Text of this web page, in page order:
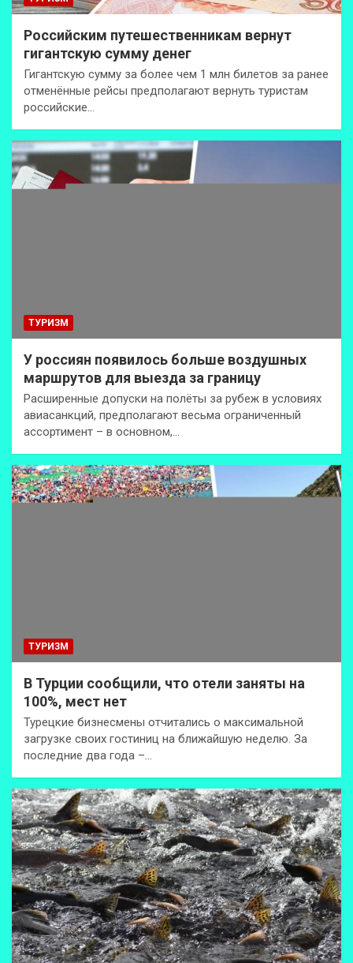
Российским путешественникам вернут
гигантскую сумму денег
Гигантскую сумму за более чем 1 млн билетов за ранее
отменённые рейсы предполагают вернуть туристам
российские…
ТУРИЗМ
У россиян появилось больше воздушных
маршрутов для выезда за границу
Расширенные допуски на полёты за рубеж в условиях
авиасанкций, предполагают весьма ограниченный
ассортимент – в основном,…
ТУРИЗМ
В Турции сообщили, что отели заняты на
100%, мест нет
Турецкие бизнесмены отчитались о максимальной
загрузке своих гостиниц на ближайшую неделю. За
последние два года –…